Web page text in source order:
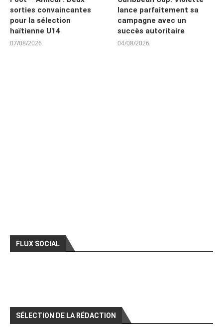
sorties convaincantes
pour la sélection
haïtienne U14
07/08/2026
lance parfaitement sa
campagne avec un
succès autoritaire
04/08/2026
FLUX SOCIAL
SÉLECTION DE LA RÉDACTION